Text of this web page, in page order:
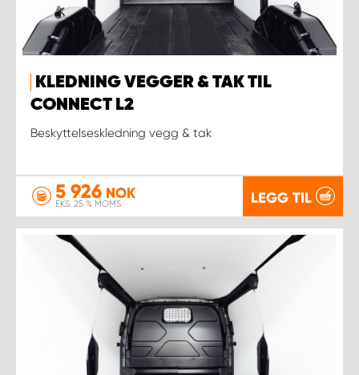
KLEDNING VEGGER & TAK TIL
CONNECT L2
Beskyttelseskledning vegg & tak
5 926 NOK
EKS. 25 % MOMS LEGG TIL